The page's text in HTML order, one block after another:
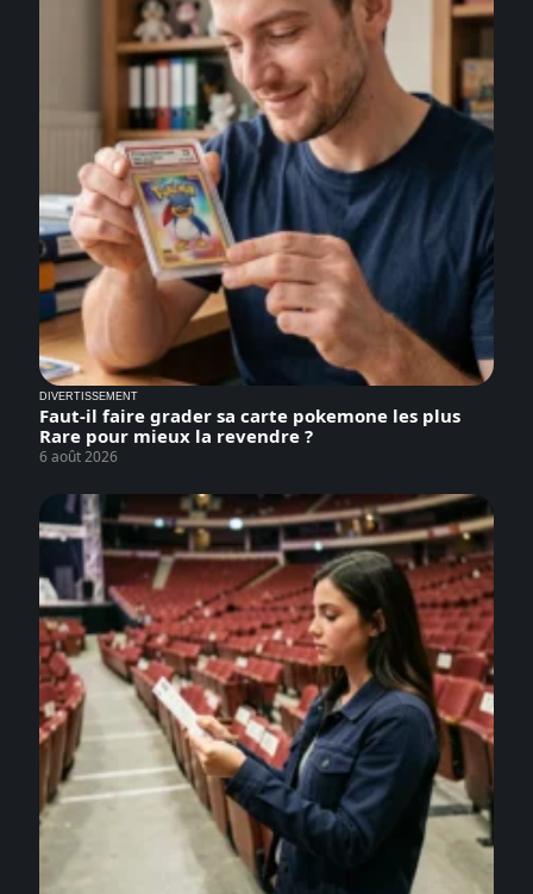
DIVERTISSEMENT
Faut-il faire grader sa carte pokemone les plus
Rare pour mieux la revendre ?
6 août 2026